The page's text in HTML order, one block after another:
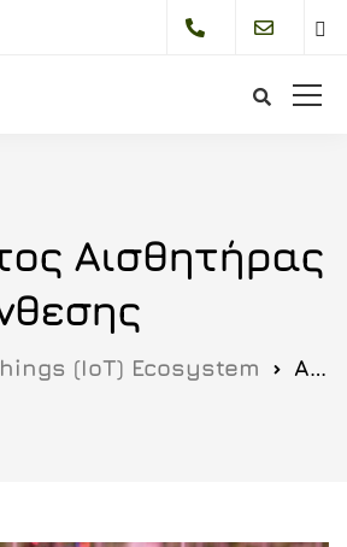
Αισθητήρας
(ΙοΤ) Ecosystem Ασύρματος Αισθητήρας Φωτοσύνθεσης